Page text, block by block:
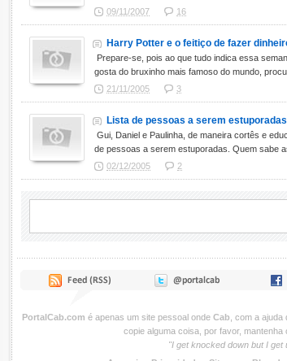
09/11/2007
16
Harry Potter e o feitiço de fazer
Prepare-se, pois ao que tudo indica essa
gosta do bruxinho mais famoso do mundo,
21/11/2005
3
Lista de pessoas a serem
Gui, Daniel e Paulinha, de maneira cortês e
de pessoas a serem estuporadas. Quem sabe
02/12/2005
2
PortalCab.com é apenas um site pessoal onde Cab , com a ajuda
copie alguma coisa, por favor,
"I get knocked down but I